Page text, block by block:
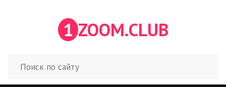
1 ZOOM.CLUB